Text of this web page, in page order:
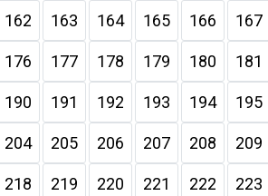
162 163 164 165 166 167
176 177 178 179 180 181
190 191 192 193 194 195
204 205 206 207 208 209
218 219 220 221 222 223